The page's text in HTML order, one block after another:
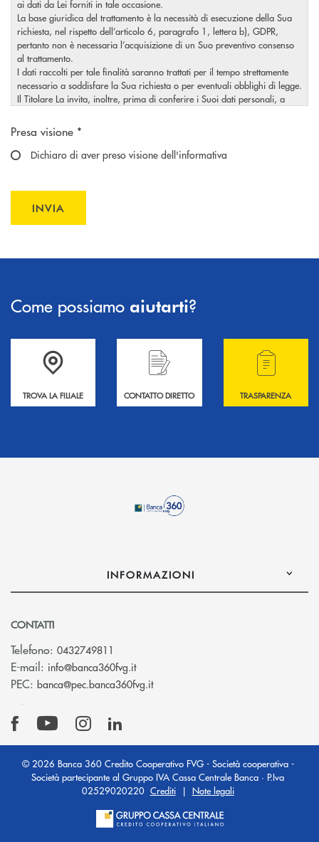
ai dati da Lei forniti in tale occasione.
La base giuridica del trattamento è la necessità di esecuzione della Sua
richiesta, nel rispetto dell’articolo 6, paragrafo 1, lettera b), GDPR,
pertanto non è necessaria l’acquisizione di un Suo preventivo consenso
al trattamento.
I dati raccolti per tale finalità saranno trattati per il tempo strettamente
necessario a soddisfare la Sua richiesta o per eventuali obblighi di legge.
Il Titolare La invita, inoltre, prima di conferire i Suoi dati personali, a
rilasciata nel rispetto dell’articolo 13 Regolamento (UE) 2016/679,
accessibile al seguente
Scegliere un'opzione
Presa visione *
Dichiaro di aver preso visione dell'informativa
INVIA
Come possiamo aiutarti?
Accedi all' elenco completo delle filiali .
TROVA LA FILIALE
Hai bisogno di informazioni? Contattaci !
CONTATTO DIRETTO
Hai bisogno di
TRASPARENZA
INFORMAZIONI
CONTATTI
Telefono: 0432749811
E-mail: info@banca360fvg.it(si apre l’app di posta elettronica)
PEC: banca@pec.banca360fvg.it(si apre l’app di posta elettronica)
© 2026 Banca 360 Credito Cooperativo FVG - Società cooperativa -
Società partecipante al Gruppo IVA Cassa Centrale Banca · P.Iva
02529020220 Crediti| Note legali